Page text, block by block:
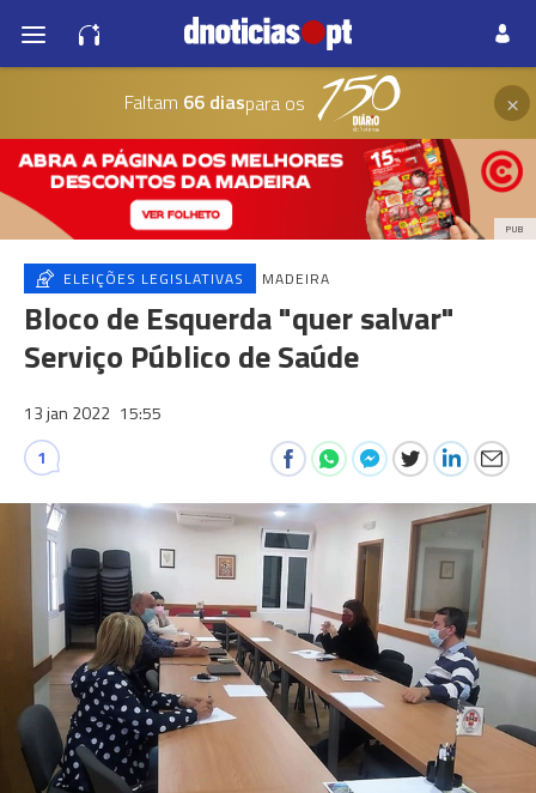
Faltam 66 diaspara os ×
PUB
ELEIÇÕES LEGISLATIVAS MADEIRA
Bloco de Esquerda "quer salvar"
Serviço Público de Saúde
13 jan 2022 15:55
1